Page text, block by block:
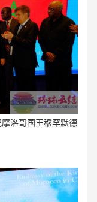
洛哥国王穆罕默德